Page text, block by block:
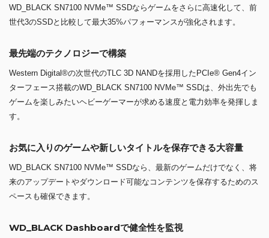
WD_BLACK SN7100 NVMe™ SSDならゲームをさらに高速化して、前
世代3のSSDと比較して最大35%パフォーマンスが強化されます。
最先端のテクノロジーで構築
Western Digital®の次世代のTLC 3D NANDを採用したPCIe® Gen4イン
ターフェース搭載のWD_BLACK SN7100 NVMe™ SSDは、外出先でも
ゲームを楽しみたいヘビーゲーマーが求める速度と電力効率を発揮しま
す。
お気に入りのゲームや新しいタイトルを保存できる大容量
WD_BLACK SN7100 NVMe™ SSDなら、最新のゲームだけでなく、将
来のアップデートやダウンロード可能なコンテンツを保存するためのス
ペースも確保できます。
WD_BLACK Dashboardで健全性を監視